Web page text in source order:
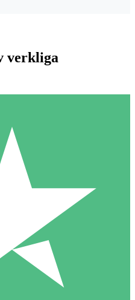
Inget
10 00
verkliga